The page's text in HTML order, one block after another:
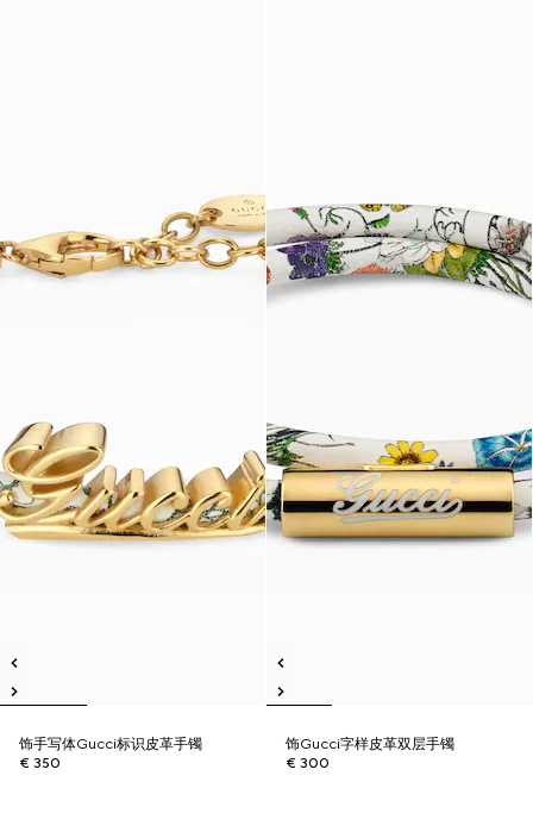
饰手写体Gucci标识皮革手镯
€ 350
饰Gucci字样皮革双层手镯
€ 300